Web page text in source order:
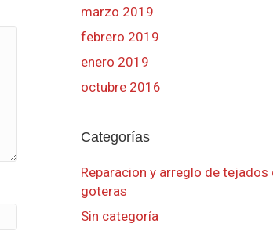
marzo 2019
febrero 2019
enero 2019
octubre 2016
Categorías
Reparacion y arreglo de tejados
goteras
Sin categoría